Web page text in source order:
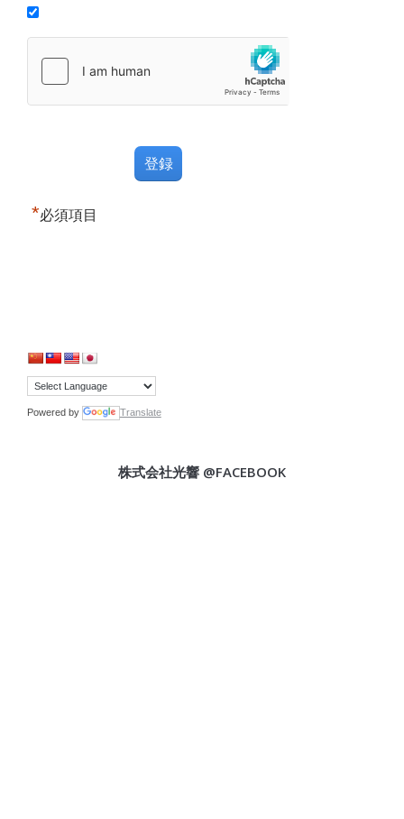
*必須項目
Powered by Translate
株式会社光響 @FACEBOOK